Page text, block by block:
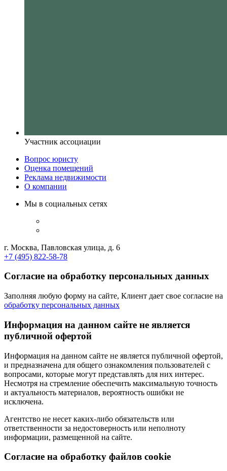
Участник ассоциации
Вопрос юристу
Оценка помещений
Реклама недвижимости
О компании
Мы в социальных сетях
г. Москва, Павловская улица, д. 6
+7 (495) 822-58-78
Согласие на обработку персональных данных
Заполняя любую форму на сайте, Клиент дает свое согласие на
обработку персональных данных
Информация на данном сайте не является
публичной офертой
Информация на данном сайте не является публичной офертой,
и предназначена для общего ознакомления пользователей с
вопросами, которые могут представлять для них интерес.
Несмотря на стремление обеспечить максимальную точность
и актуальность материалов, вероятность ошибки не
исключена.
Агентство не несет каких-либо обязательств или
ответственности за недостоверность или неполноту
информации, размещенной на сайте.
Cогласие на обработку файлов cookie